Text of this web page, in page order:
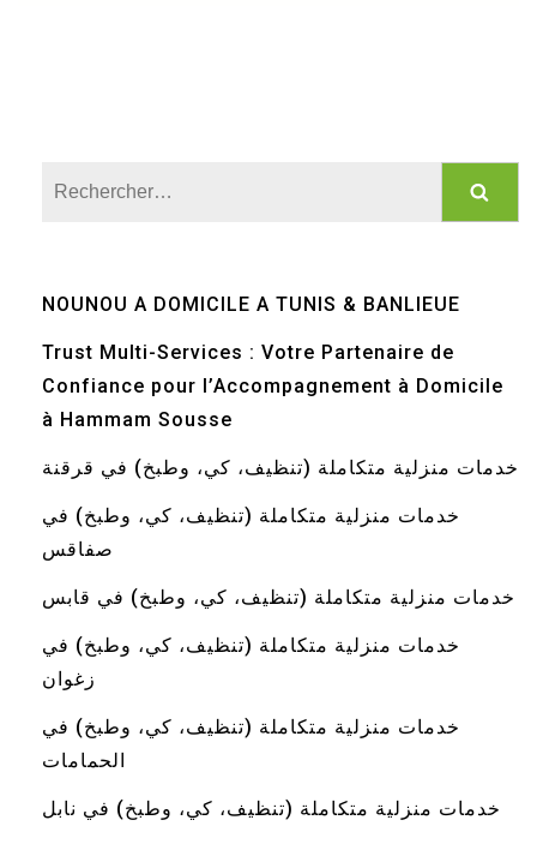
NOUNOU A DOMICILE A TUNIS & BANLIEUE
Trust Multi-Services : Votre Partenaire de
Confiance pour l’Accompagnement à Domicile
à Hammam Sousse
خدمات منزلية متكاملة (تنظيف، كي، وطبخ) في قرقنة
خدمات منزلية متكاملة (تنظيف، كي، وطبخ) في
صفاقس
خدمات منزلية متكاملة (تنظيف، كي، وطبخ) في قابس
خدمات منزلية متكاملة (تنظيف، كي، وطبخ) في
زغوان
خدمات منزلية متكاملة (تنظيف، كي، وطبخ) في
الحمامات
خدمات منزلية متكاملة (تنظيف، كي، وطبخ) في نابل